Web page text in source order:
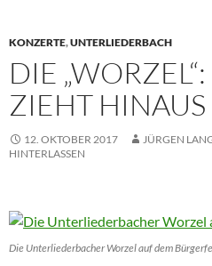
KONZERTE,UNTERLIEDERBACH
DIE
ZIEHT
12. OKTOBER 2017 JÜRGEN
HINTERLASSEN
Die Unterliederbacher Worzel auf dem